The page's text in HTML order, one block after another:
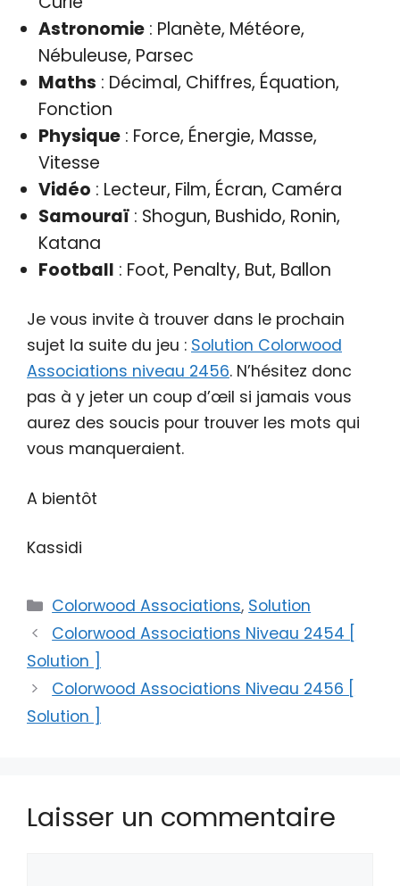
Astronomie: Planète, Météore,
Nébuleuse, Parsec
Maths : Décimal, Chiffres, Équation,
Fonction
Physique: Force, Énergie, Masse,
Vitesse
Vidéo : Lecteur, Film, Écran, Caméra
Samouraï: Shogun, Bushido, Ronin,
Katana
Football : Foot, Penalty, But, Ballon
Je vous invite à trouver dans le prochain
sujet la suite du jeu : Solution Colorwood
Associations niveau 2456. N’hésitez donc
pas à y jeter un coup d’œil si jamais vous
aurez des soucis pour trouver les mots qui
vous manqueraient.
A bientôt
Kassidi
Catégories
Colorwood Associations, Solution
Colorwood Associations Niveau 2454 [
Solution ]
Colorwood Associations Niveau 2456 [
Solution ]
Laisser un commentaire